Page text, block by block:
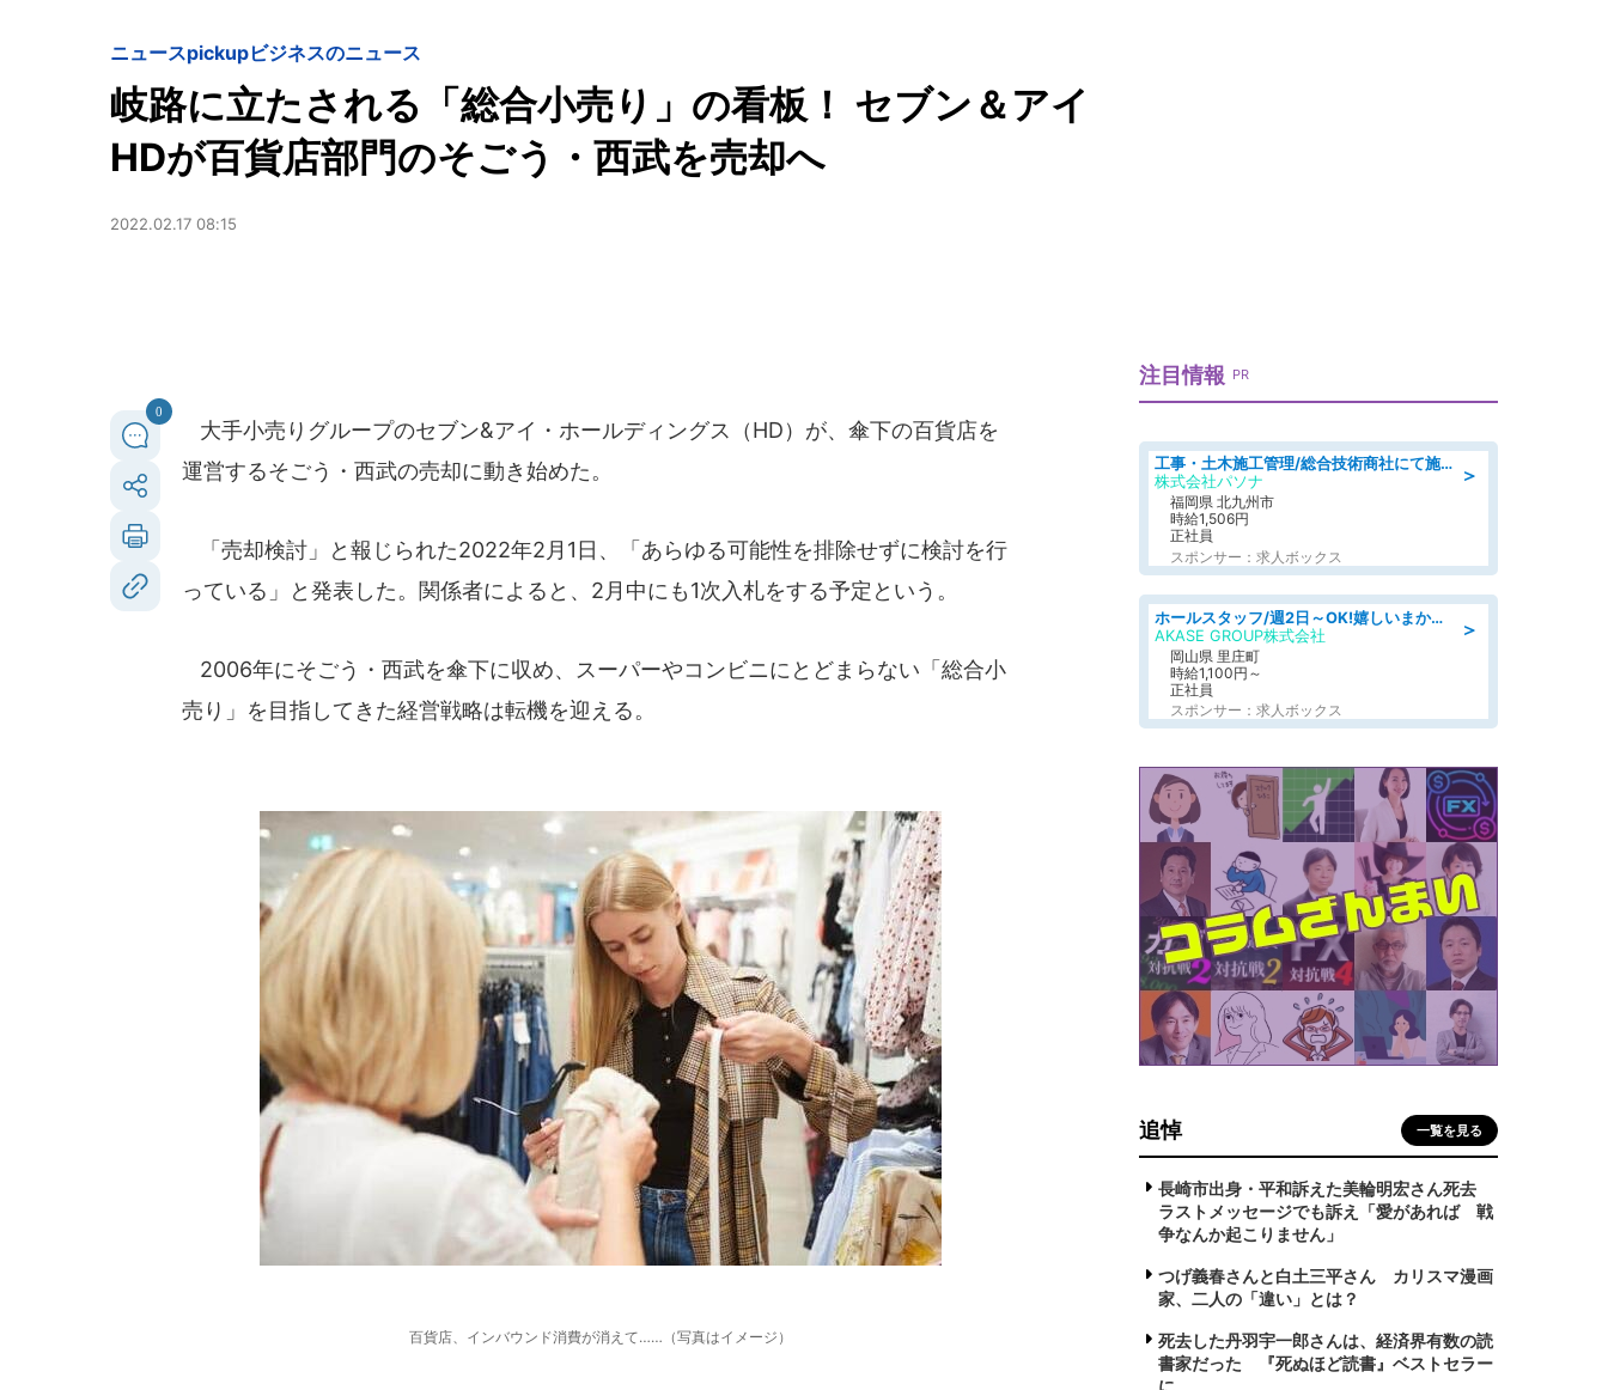
ニュースpickupビジネスのニュース
岐路に立たされる「総合小売り」の看板！ セブン＆アイ
HDが百貨店部門のそごう・西武を売却へ
2022.02.17 08:15
0
大手小売りグループのセブン&アイ・ホールディングス（HD）が、傘下の百貨店を
運営するそごう・西武の売却に動き始めた。
「売却検討」と報じられた2022年2月1日、「あらゆる可能性を排除せずに検討を行
っている」と発表した。関係者によると、2月中にも1次入札をする予定という。
2006年にそごう・西武を傘下に収め、スーパーやコンビニにとどまらない「総合小
売り」を目指してきた経営戦略は転機を迎える。
百貨店、インバウンド消費が消えて……（写真はイメージ）
注目情報 PR
＞
工事・土木施工管理/総合技術商社にて施工管理のお仕事/即日勤務可/車通勤可/工事・土木施工管理/生産・品質管理
株式会社パソナ
福岡県 北九州市
時給1,506円
正社員
スポンサー：求人ボックス
＞
ホールスタッフ/週2日～OK!嬉しいまかない付き/岡山県/浅口郡里庄町
AKASE GROUP株式会社
岡山県 里庄町
時給1,100円～
正社員
スポンサー：求人ボックス
追悼 一覧を見る
長崎市出身・平和訴えた美輪明宏さん死去
ラストメッセージでも訴え「愛があれば 戦
争なんか起こりません」
つげ義春さんと白土三平さん カリスマ漫画
家、二人の「違い」とは？
死去した丹羽宇一郎さんは、経済界有数の読
書家だった 『死ぬほど読書』ベストセラー
に